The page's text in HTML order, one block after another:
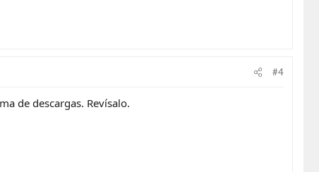
#4
de descargas. Revísalo.